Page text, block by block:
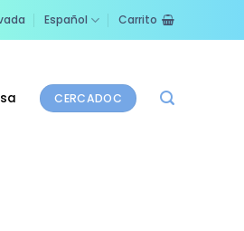
Español Carrito
CERCADOC